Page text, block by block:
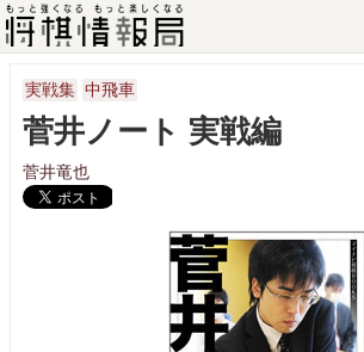
実戦集 中飛車
菅井ノート 実戦編
菅井竜也